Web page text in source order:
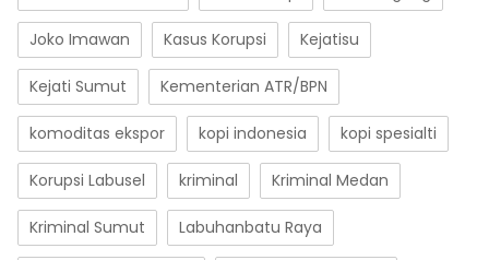
Joko Imawan Kasus Korupsi Kejatisu
Kejati Sumut Kementerian ATR/BPN
komoditas ekspor kopi indonesia kopi spesialti
Korupsi Labusel kriminal Kriminal Medan
Kriminal Sumut Labuhanbatu Raya